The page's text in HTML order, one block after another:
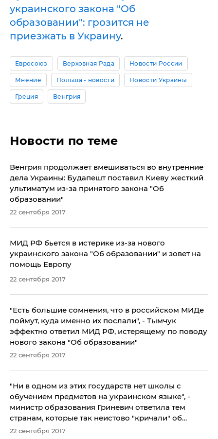
украинского закона "Об
образовании": грозится не
приезжать в Украину.
Евросоюз Верховная Рада Новости России
Мнение Польша - новости Новости Украины
Греция Венгрия
Новости по теме
Венгрия продолжает вмешиваться во внутренние
дела Украины: Будапешт поставил Киеву жесткий
ультиматум из-за принятого закона "Об
образовании"
22 сентября 2017
МИД РФ бьется в истерике из-за нового
украинского закона "Об образовании" и зовет на
помощь Европу
22 сентября 2017
​"Есть большие сомнения, что в российском МИДе
поймут, куда именно их послали", - Тымчук
эффектно ответил МИД РФ, истерящему по поводу
нового закона "Об образовании"
22 сентября 2017
"Ни в одном из этих государств нет школы с
обучением предметов на украинском языке", -
министр образования Гриневич ответила тем
странам, которые так неистово "кричали" об
"ущемлении языковых прав" в Украине
22 сентября 2017